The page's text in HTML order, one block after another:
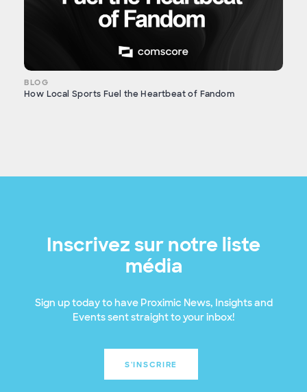
BLOG
How Local Sports Fuel the Heartbeat of Fandom
Inscrivez sur notre liste
média
Sign up today to have Proximic News, Insights and
Events sent straight to your inbox!
S'INSCRIRE